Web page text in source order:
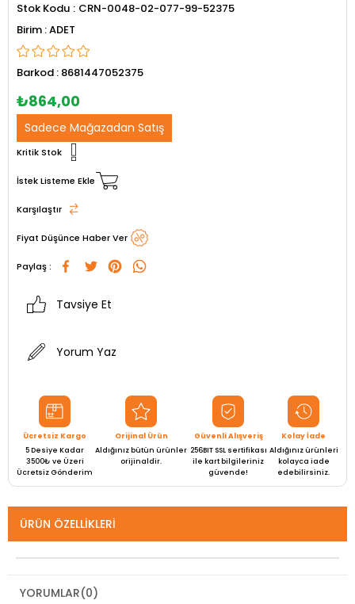
Stok Kodu
CRN-0048-02-077-99-52375
ADET
Barkod : 8681447052375
₺864,00
Sadece Mağazadan Satış
Kritik Stok
İstek Listeme Ekle
Karşılaştır
Fiyat Düşünce Haber Ver
Paylaş :
Tavsiye Et
Yorum Yaz
Ücretsiz Kargo
5 Desiye Kadar
3500₺ ve Üzeri
Ücretsiz Gönderim
Orijinal Ürün
Aldığınız bütün ürünler
orijinaldir.
Güvenli Alışveriş
256BIT SSL sertifikası
ile kart bilgileriniz
güvende!
Kolay İade
Aldığınız ürünleri
kolayca iade
edebilirsiniz.
ÜRÜN ÖZELLIKLERI
YORUMLAR(0)